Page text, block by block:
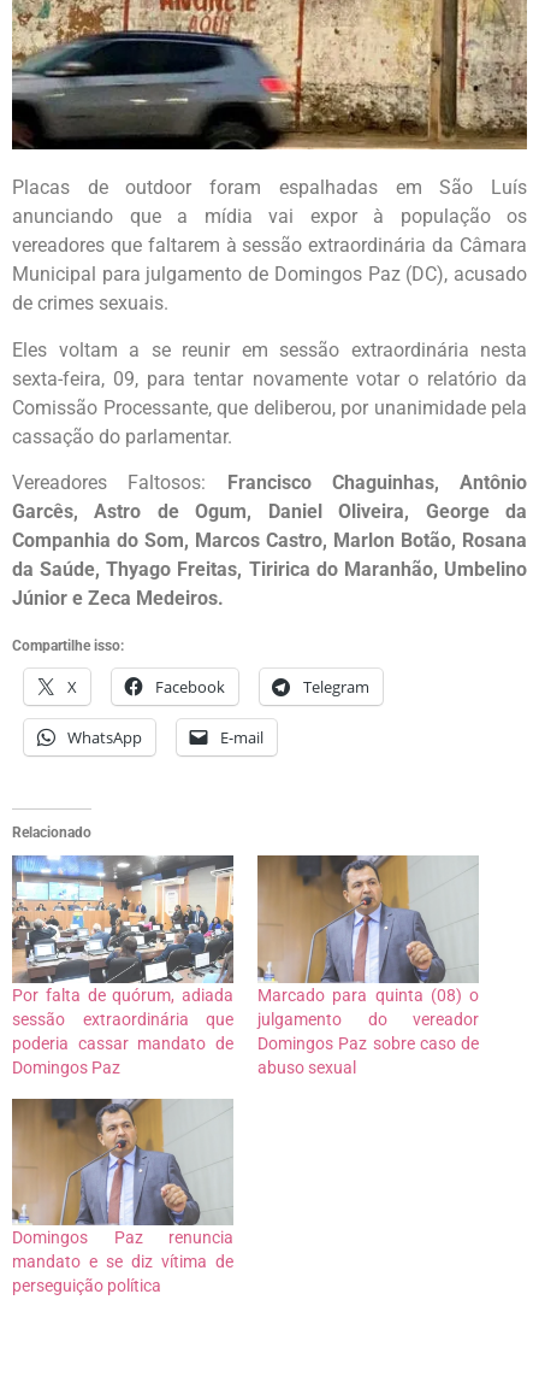
Placas de outdoor foram espalhadas em São Luís
anunciando que a mídia vai expor à população os
vereadores que faltarem à sessão extraordinária da Câmara
Municipal para julgamento de Domingos Paz (DC), acusado
de crimes sexuais.
Eles voltam a se reunir em sessão extraordinária nesta
sexta-feira, 09, para tentar novamente votar o relatório da
Comissão Processante, que deliberou, por unanimidade pela
cassação do parlamentar.
Vereadores Faltosos: Francisco Chaguinhas, Antônio
Garcês, Astro de Ogum, Daniel Oliveira, George da
Companhia do Som, Marcos Castro, Marlon Botão, Rosana
da Saúde, Thyago Freitas, Tiririca do Maranhão, Umbelino
Júnior e Zeca Medeiros.
Compartilhe isso:
X Facebook Telegram
WhatsApp E-mail
Relacionado
Por falta de quórum, adiada
sessão extraordinária que
poderia cassar mandato de
Domingos Paz
Marcado para quinta (08) o
julgamento do vereador
Domingos Paz sobre caso de
abuso sexual
Domingos Paz renuncia
mandato e se diz vítima de
perseguição política